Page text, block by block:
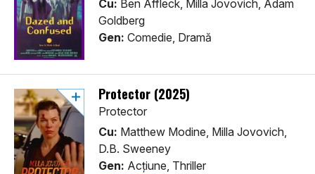
Cu: Ben Affleck, Milla Jovovich, Adam
Goldberg
Gen: Comedie, Dramă
Protector (2025)
Protector
Cu: Matthew Modine, Milla Jovovich,
D.B. Sweeney
Gen: Acţiune, Thriller